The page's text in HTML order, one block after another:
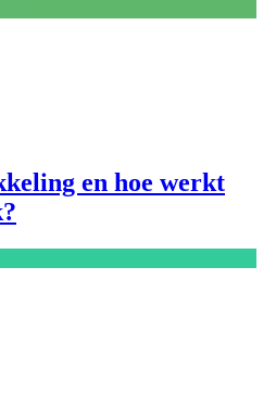
en hoe werkt